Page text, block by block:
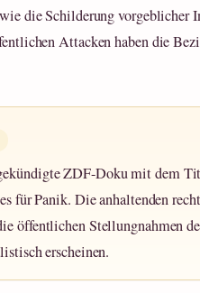
die Schilderung vorgeblicher
Attacken haben die
ZDF-Doku mit dem
für Panik. Die anhaltenden
öffentlichen Stellungnahmen
erscheinen.